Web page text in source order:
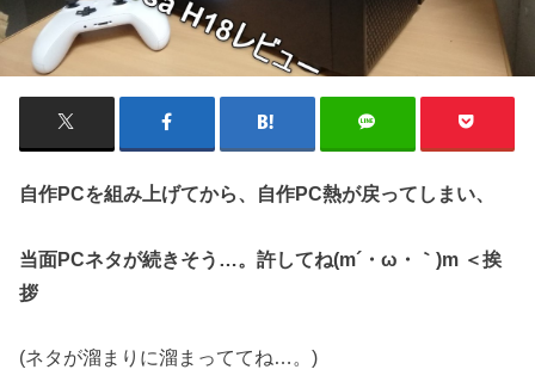
自作PCを組み上げてから、自作PC熱が戻ってしまい、
当面PCネタが続きそう…。許してね(m´・ω・｀)m ＜挨
拶
(ネタが溜まりに溜まっててね…。)